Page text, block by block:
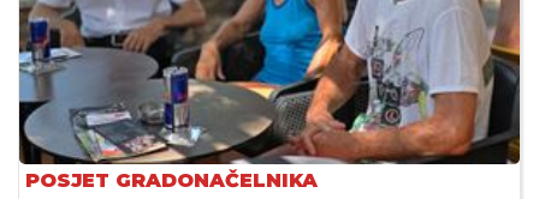
POSJET GRADONAČELNIKA